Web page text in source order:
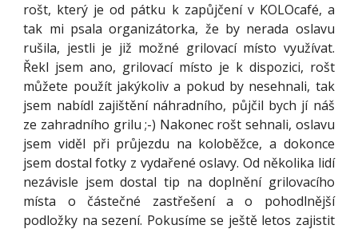
rošt, který je od pátku k zapůjčení v KOLOcafé, a
tak mi psala organizátorka, že by nerada oslavu
rušila, jestli je již možné grilovací místo využívat.
Řekl jsem ano, grilovací místo je k dispozici, rošt
můžete použít jakýkoliv a pokud by nesehnali, tak
jsem nabídl zajištění náhradního, půjčil bych jí náš
ze zahradního grilu ;-) Nakonec rošt sehnali, oslavu
jsem viděl při průjezdu na koloběžce, a dokonce
jsem dostal fotky z vydařené oslavy. Od několika lidí
nezávisle jsem dostal tip na doplnění grilovacího
místa o částečné zastřešení a o pohodlnější
podložky na sezení. Pokusíme se ještě letos zajistit